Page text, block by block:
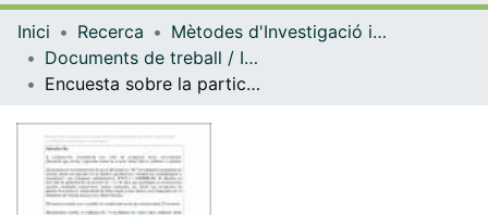
Navega per tot el DD
Com publicar
Inici Recerca
Mètodes d'Investigació i Diagnòstic en Educació
Documents de treball / Informes (Mètodes d'Investigació i Diagnòstic en Educació)
Encuesta sobre la participación sociopolítica de jóvenes de 18 a 35 años desde una perspectiva de género